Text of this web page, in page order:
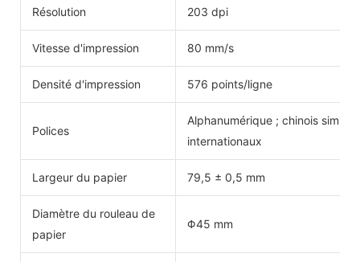
Résolution 203 dpi
Vitesse d'impression 80 mm/s
Densité d'impression 576 points/ligne
Polices
Alphanumérique ; chinois
internationaux
Largeur du papier 79,5 ± 0,5 mm
Diamètre du rouleau de
papier
Φ45 mm